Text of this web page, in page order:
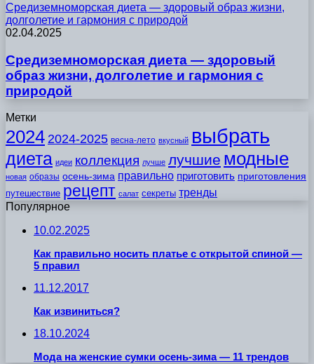
Средиземноморская диета — здоровый образ жизни,
долголетие и гармония с природой
02.04.2025
Средиземноморская диета — здоровый
образ жизни, долголетие и гармония с
природой
Метки
2024 2024-2025 весна-лето вкусный выбрать
диета идеи коллекция лучше лучшие модные
новая образы осень-зима правильно приготовить приготовления
путешествие рецепт салат секреты тренды
Популярное
10.02.2025
Как правильно носить платье с открытой спиной —
5 правил
11.12.2017
Как извиниться?
18.10.2024
Мода на женские сумки осень-зима — 11 трендов